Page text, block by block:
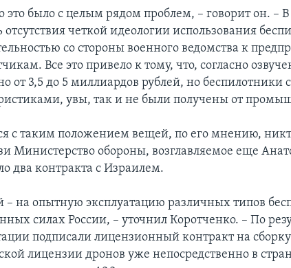
это было с целым рядом проблем, – говорит он. –
отсутствия четкой идеологии использования
со стороны военного ведомства к
Все это привело к тому, что, согласно
от 3,5 до 5 миллиардов рублей, но беспилотники
увы, так и не были получены от
с таким положением вещей, по его мнению,
Министерство обороны, возглавляемое еще
два контракта с Израилем.
– на опытную эксплуатацию различных типов
силах России, – уточнил Коротченко. – По
подписали лицензионный контракт на
лицензии дронов уже непосредственно в